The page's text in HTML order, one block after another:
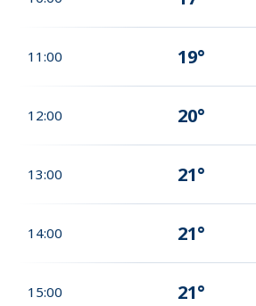
11:00 19°
12:00 20°
13:00 21°
14:00 21°
15:00 21°